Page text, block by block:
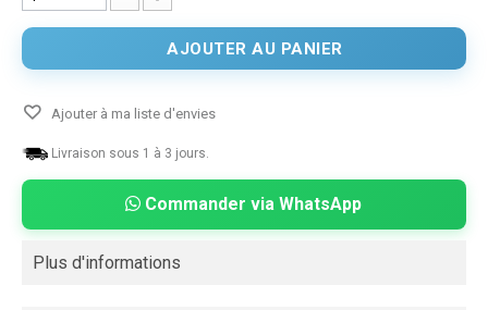
AJOUTER AU PANIER
Ajouter à ma liste d'envies
Livraison sous 1 à 3 jours.
Commander via WhatsApp
Plus d'informations